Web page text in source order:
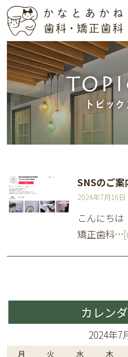
トピック
SNSのご
2024年7月16日
こんにち
矯正歯科…
カレン
2024年7
月 火 水 木